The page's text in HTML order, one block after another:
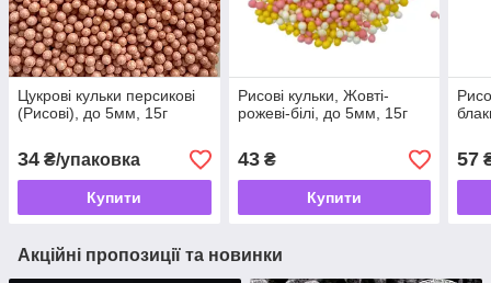
Цукрові кульки персикові
(Рисові), до 5мм, 15г
34 ₴/упаковка
Купити
Рисові кульки, Жовті-
рожеві-білі, до 5мм, 15г
43₴
Купити
57
Акційні пропозиції та новинки